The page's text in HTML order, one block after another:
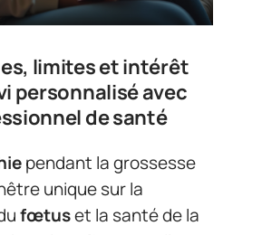
limites et intérêt
personnalisé avec
de santé
pendant la grossesse
unique sur la
fœtuset la santé de la